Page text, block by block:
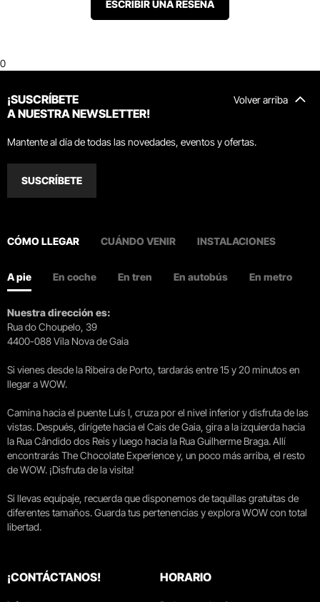
ESCRIBIR UNA RESEÑA
0
Volver arriba
¡SUSCRÍBETE
A NUESTRA NEWSLETTER!
Mantente al día de todas las novedades, eventos y ofertas.
SUSCRÍBETE
CÓMO LLEGAR CUÁNDO VENIR INSTALACIONES
A pie En coche En tren En autobús En metro
Nuestra dirección es:
Rua do Choupelo, 39
4400-088 Vila Nova de Gaia
Si vienes desde la Ribeira de Porto, tardarás entre 15 y 20 minutos en
llegar a WOW.
Camina hacia el puente Luís I, cruza por el nivel inferior y disfruta de las
vistas. Después, dirígete hacia el Cais de Gaia, gira a la izquierda hacia
la Rua Cândido dos Reis y luego hacia la Rua Guilherme Braga. Allí
encontrarás The Chocolate Experience y, un poco más arriba, el resto
de WOW. ¡Disfruta de la visita!
Si llevas equipaje, recuerda que disponemos de taquillas gratuitas de
diferentes tamaños. Guarda tus pertenencias y explora WOW con total
libertad.
¡CONTÁCTANOS! HORARIO